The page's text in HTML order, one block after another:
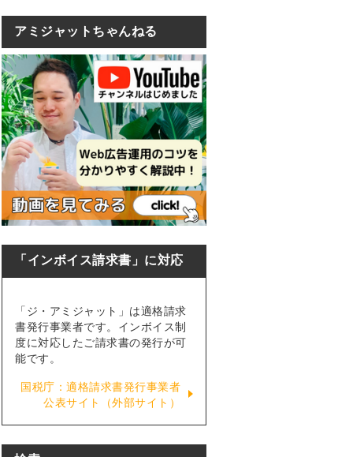
アミジャットちゃんねる
「インボイス請求書」に対応
「ジ・アミジャット」は適格請求
書発行事業者です。インボイス制
度に対応したご請求書の発行が可
能です。
国税庁：適格請求書発行事業者
公表サイト（外部サイト）